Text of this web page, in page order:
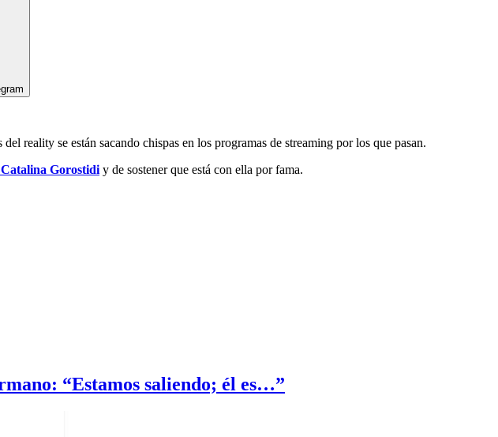
reality se están sacando chispas en los programas de streaming por los que pasan.
Catalina Gorostidi y de sostener que está con ella por fama.
“Estamos saliendo; él es…”